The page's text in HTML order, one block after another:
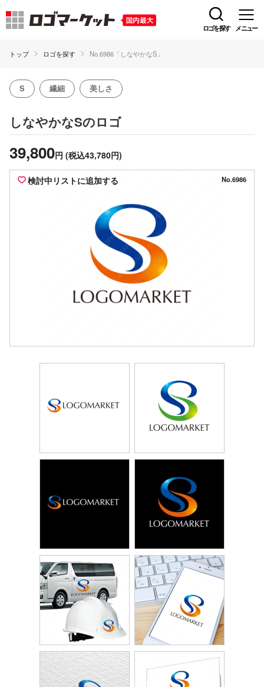
ロゴを探す メニュー
トップ ロゴを探す No.6986「しなやかなS」
S 繊細 美しさ
しなやかなSのロゴ
39,800円 (税込43,780円)
検討中リストに追加する No.6986